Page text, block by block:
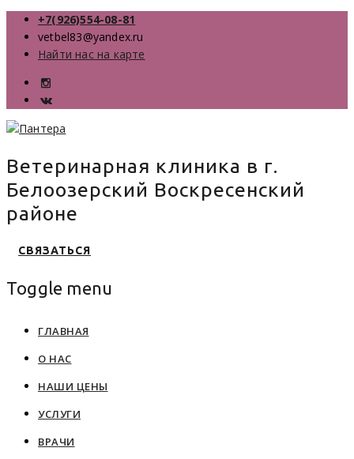
+7(926)554-08-81
vetbel83@yandex.ru
Найти нас на карте
Ветеринарная клиника в г.
Белоозерский Воскресенский
районе
СВЯЗАТЬСЯ
Toggle menu
content
ГЛАВНАЯ
О НАС
НАШИ ЦЕНЫ
УСЛУГИ
ВРАЧИ